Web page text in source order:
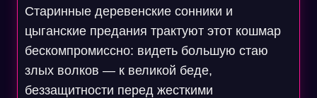
Старинные деревенские сонники и
цыганские предания трактуют этот кошмар
бескомпромиссно: видеть большую стаю
злых волков — к великой беде,
беззащитности перед жесткими